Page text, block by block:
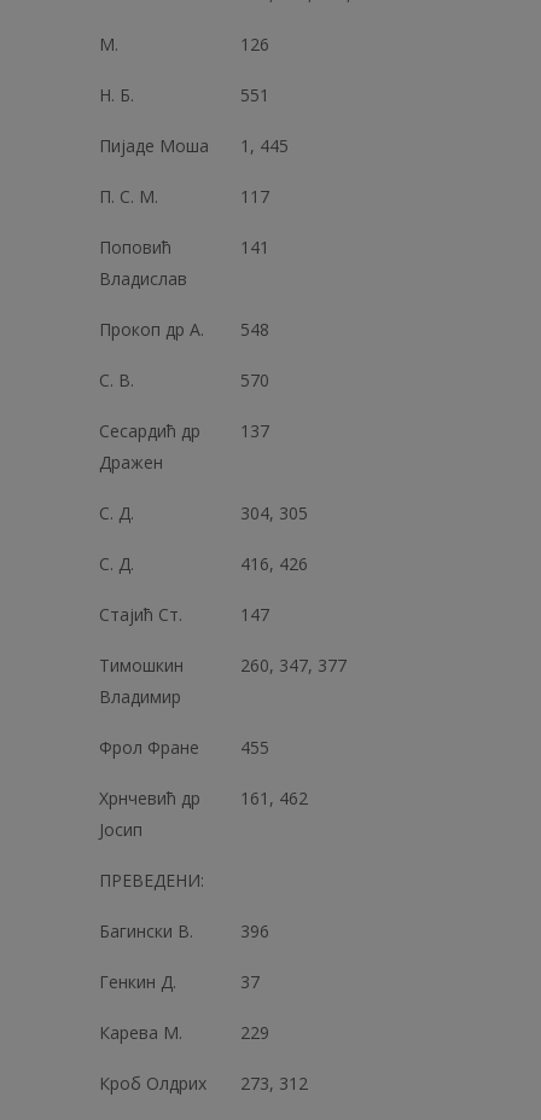
М. 126
Н. Б. 551
Пијаде Моша 1, 445
П. С. М. 117
Поповић
Владислав
141
Прокоп др А. 548
C. В. 570
Сесардић др
Дражен
137
С. Д. 304, 305
С. Д. 416, 426
Стајић Ст. 147
Тимошкин
Владимир
260, 347, 377
Фрол Фране 455
Хрнчевић др
Јосип
161, 462
ПРЕВЕДЕНИ:
Багински В. 396
Генкин Д. 37
Карева М. 229
Кроб Олдрих 273, 312